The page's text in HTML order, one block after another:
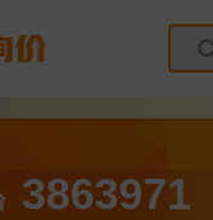
3863971